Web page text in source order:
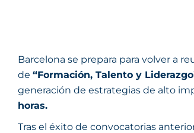
Barcelona se prepara para volver a
de “Formación, Talento y
generación de estrategias de alto
horas.
Tras el éxito de convocatorias